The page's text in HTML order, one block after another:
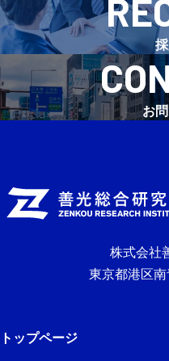
お
株式会社
東京都港区
トップページ